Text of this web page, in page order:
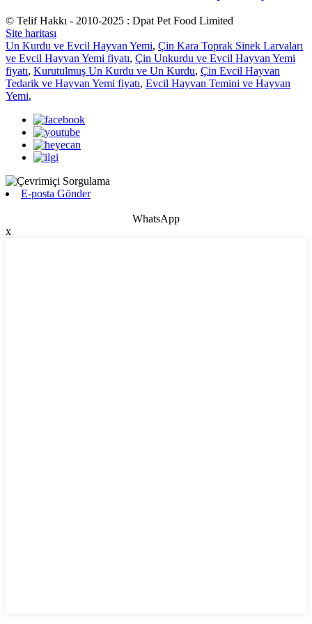
© Telif Hakkı - 2010-2025 : Dpat Pet Food Limited
Site haritası
Un Kurdu ve Evcil Hayvan Yemi, Çin Kara Toprak Sinek Larvaları
ve Evcil Hayvan Yemi fiyatı, Çin Unkurdu ve Evcil Hayvan Yemi
fiyatı, Kurutulmuş Un Kurdu ve Un Kurdu, Çin Evcil Hayvan
Tedarik ve Hayvan Yemi fiyatı, Evcil Hayvan Temini ve Hayvan
Yemi,
E-posta Gönder
WhatsApp
x